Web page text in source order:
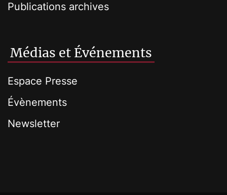
Publications archives
Médias et Événements
Espace Presse
Évènements
Newsletter